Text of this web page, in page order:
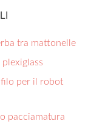
tra mattonelle​
per il robot
pacciamatura​